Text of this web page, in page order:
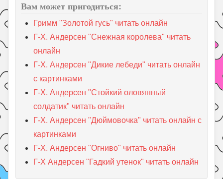
Вам может пригодиться:
Гримм "Золотой гусь" читать онлайн
Г-Х. Андерсен "Снежная королева" читать
онлайн
Г-Х. Андерсен "Дикие лебеди" читать онлайн
с картинками
Г-Х. Андерсен "Стойкий оловянный
солдатик" читать онлайн
Г-Х. Андерсен "Дюймовочка" читать онлайн с
картинками
Г-Х. Андерсен "Огниво" читать онлайн
Г-Х Андерсен "Гадкий утенок" читать онлайн